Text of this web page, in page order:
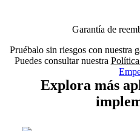
Garantía de
Pruébalo sin riesgos con nuestra
Puedes consultar nuestra
Explora más